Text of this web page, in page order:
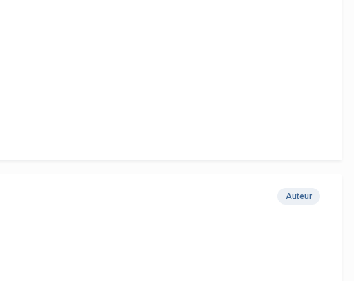
Auteur